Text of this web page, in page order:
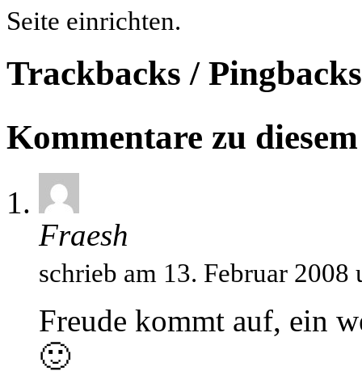
Seite einrichten.
Trackbacks /
Kommentare zu
Fraesh
schrieb am 13. Februar 2008
Freude kommt auf, ein
🙂